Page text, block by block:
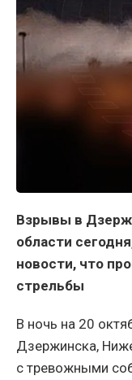
Взрывы в
области
новости, что
стрельбы
В ночь на 20
Дзержинска,
с тревожными